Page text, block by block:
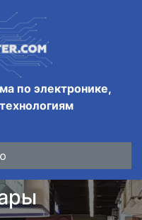
по электронике,